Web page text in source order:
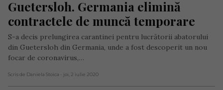
Guetersloh. Germania elimină
contractele de muncă temporare
S-a decis prelungirea carantinei pentru lucrătorii abatorului
din Guetersloh din Germania, unde a fost descoperit un nou
focar de coronavirus,…
Scris de Daniela Stoica - joi, 2 iulie 2020